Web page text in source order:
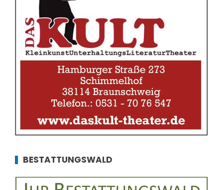
BESTATTUNGSWALD